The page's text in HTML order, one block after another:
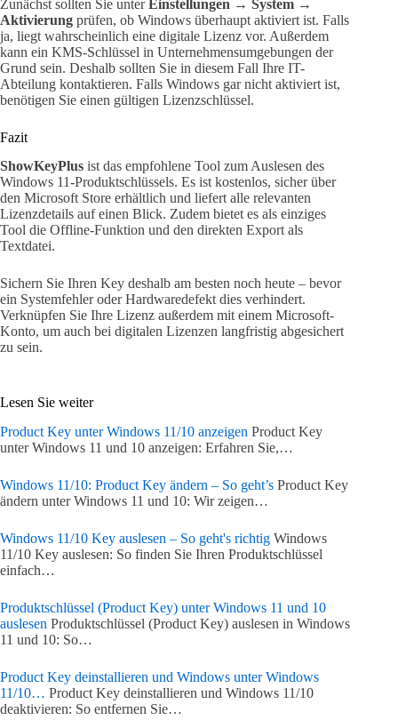
Zunächst sollten Sie unterEinstellungen → System →
Aktivierung prüfen, ob Windows überhaupt aktiviert ist. Falls
ja, liegt wahrscheinlich eine digitale Lizenz vor. Außerdem
kann ein KMS-Schlüssel in Unternehmensumgebungen der
Grund sein. Deshalb sollten Sie in diesem Fall Ihre IT-
Abteilung kontaktieren. Falls Windows gar nicht aktiviert ist,
benötigen Sie einen gültigen Lizenzschlüssel.
Fazit
ShowKeyPlus ist das empfohlene Tool zum Auslesen des
Windows 11-Produktschlüssels. Es ist kostenlos, sicher über
den Microsoft Store erhältlich und liefert alle relevanten
Lizenzdetails auf einen Blick. Zudem bietet es als einziges
Tool die Offline-Funktion und den direkten Export als
Textdatei.
Sichern Sie Ihren Key deshalb am besten noch heute – bevor
ein Systemfehler oder Hardwaredefekt dies verhindert.
Verknüpfen Sie Ihre Lizenz außerdem mit einem Microsoft-
Konto, um auch bei digitalen Lizenzen langfristig abgesichert
zu sein.
Lesen Sie weiter
Product Key unter Windows 11/10 anzeigen Product Key
unter Windows 11 und 10 anzeigen: Erfahren Sie,…
Windows 11/10: Product Key ändern – So geht’s Product Key
ändern unter Windows 11 und 10: Wir zeigen…
Windows 11/10 Key auslesen – So geht's richtig Windows
11/10 Key auslesen: So finden Sie Ihren Produktschlüssel
einfach…
Produktschlüssel (Product Key) unter Windows 11 und 10
auslesen Produktschlüssel (Product Key) auslesen in Windows
11 und 10: So…
Product Key deinstallieren und Windows unter Windows
11/10… Product Key deinstallieren und Windows 11/10
deaktivieren: So entfernen Sie…